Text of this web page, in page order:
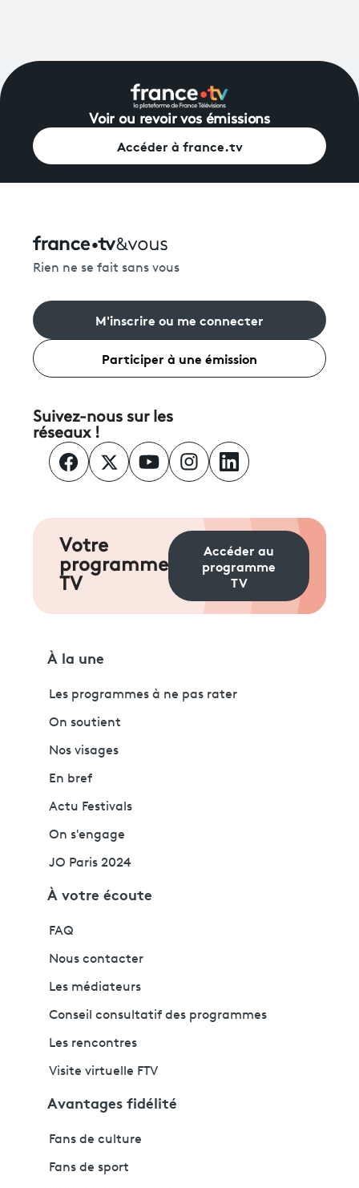
Voir ou revoir vos émissions
Accéder à france.tv
Rien ne se fait sans vous
M'inscrire ou me connecter
Participer à une émission
Suivez-nous sur les
réseaux !
Votre
programme
TV
Accéder au
programme
TV
À la une
Les programmes à ne pas rater
On soutient
Nos visages
En bref
Actu Festivals
On s'engage
JO Paris 2024
À votre écoute
FAQ
Nous contacter
Les médiateurs
Conseil consultatif des programmes
Les rencontres
Visite virtuelle FTV
Avantages fidélité
Fans de culture
Fans de sport